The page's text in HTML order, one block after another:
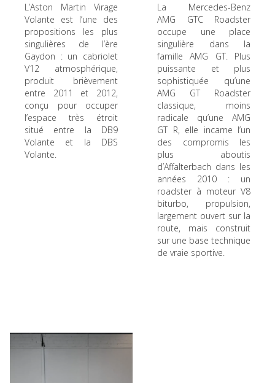
L’Aston Martin Virage
Volante est l’une des
propositions les plus
singulières de l’ère
Gaydon : un cabriolet
V12 atmosphérique,
produit brièvement
entre 2011 et 2012,
conçu pour occuper
l’espace très étroit
situé entre la DB9
Volante et la DBS
Volante.
La Mercedes-Benz
AMG GTC Roadster
occupe une place
singulière dans la
famille AMG GT. Plus
puissante et plus
sophistiquée qu’une
AMG GT Roadster
classique, moins
radicale qu’une AMG
GT R, elle incarne l’un
des compromis les
plus aboutis
d’Affalterbach dans les
années 2010 : un
roadster à moteur V8
biturbo, propulsion,
largement ouvert sur la
route, mais construit
sur une base technique
de vraie sportive.